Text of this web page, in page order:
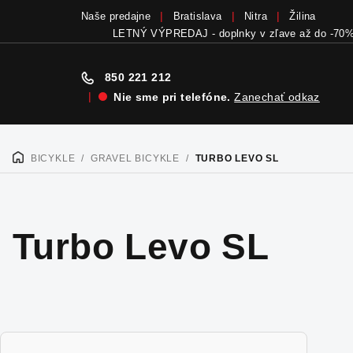
na
obsah
Naše predajne Bratislava Nitra Žilina
LETNÝ VÝPREDAJ - doplnky v zľave až do -70%
850 221 212
|
Nie sme pri telefóne.Zanechať odkaz
DOMOVBICYKLE / GRAVEL BICYKLE / TURBO LEVO SL
Turbo Levo SL